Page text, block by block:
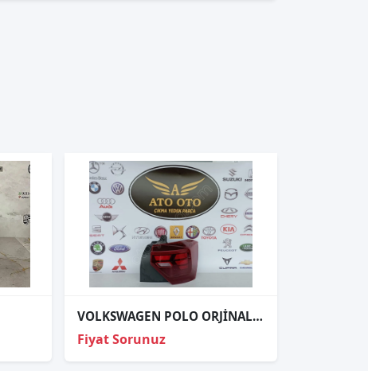
VOLKSWAGEN POLO ORJİNAL ÇIKMA SAĞ STOP
Fiyat Sorunuz